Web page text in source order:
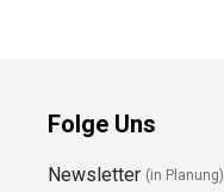
Folge Uns
Newsletter (in Planung)